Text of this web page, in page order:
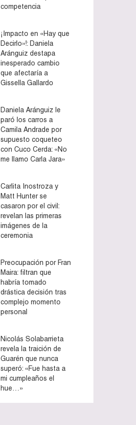
competencia
¡Impacto en «Hay que
Decirlo»!: Daniela
Aránguiz destapa
inesperado cambio
que afectaría a
Gissella Gallardo
Daniela Aránguiz le
paró los carros a
Camila Andrade por
supuesto coqueteo
con Cuco Cerda: «No
me llamo Carla Jara»
Carlita Inostroza y
Matt Hunter se
casaron por el civil:
revelan las primeras
imágenes de la
ceremonia
Preocupación por Fran
Maira: filtran que
habría tomado
drástica decisión tras
complejo momento
personal
Nicolás Solabarrieta
revela la traición de
Guarén que nunca
superó: «Fue hasta a
mi cumpleaños el
hue…»